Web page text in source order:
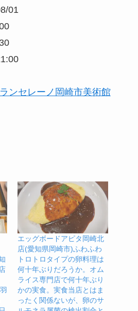
01
エッグボードアピタ岡崎北
店(愛知県岡崎市)ふわふわ
トロトロタイプの卵料理は
何十年ぶりだろうか。オム
ライス専門店で何十年ぶり
かの実食。実食当店とはま
ったく関係ないが、卵のサ